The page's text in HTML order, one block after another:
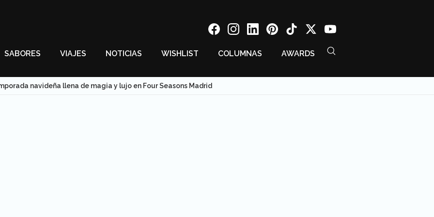
SABORES VIAJES NOTICIAS WISHLIST COLUMNAS AWARDS
navideña llena de magia y lujo en Four Seasons Madrid